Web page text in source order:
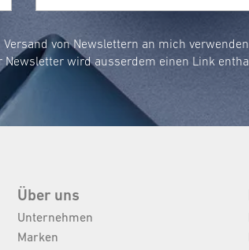
von Newslettern an mich
Newsletter wird ausserdem einen Link
Über uns
Unternehmen
Marken